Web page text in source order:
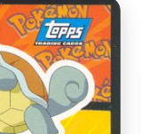
draaien